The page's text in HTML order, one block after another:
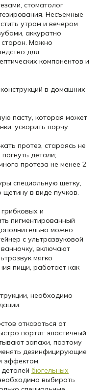
стоматолог
Несъемные
утром и вечером
аккуратно
Можно
для
компонентов и
в домашних
пасту, которая может
ускорить порчу
протез, стараясь не
детали;
протеза не менее 2
специальную щетку,
в виде пучков.
и
пигментированный
можно
с ультразвуковой
включают
мягко
пищи, работает как
необходимо
отказаться от
портят эластичный
запахи, поэтому
дезинфицирующие
эффектом.
бюгельных
выбирать